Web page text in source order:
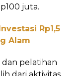
juta.
Rp1,5
Alam
pelatihan